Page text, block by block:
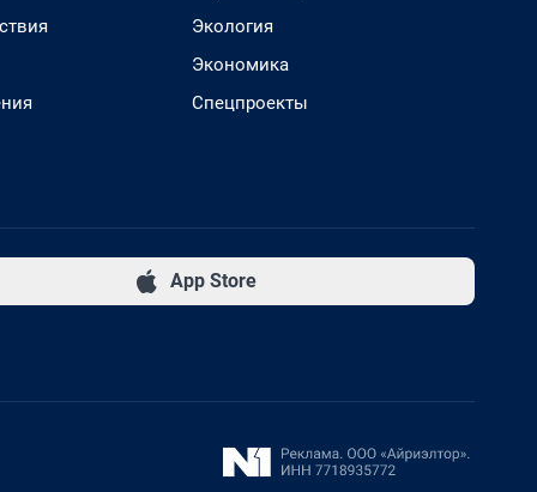
Экология
Экономика
Спецпроекты
App Store